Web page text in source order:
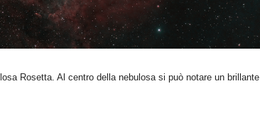
Rosetta. Al centro della nebulosa si può notare un brillante